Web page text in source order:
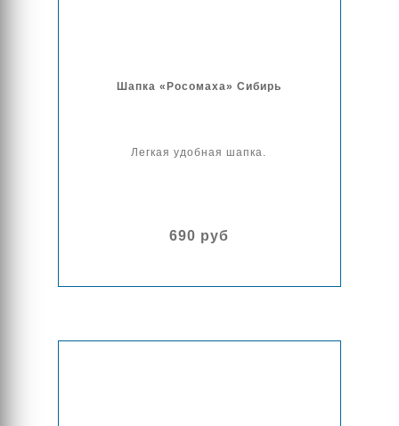
Шапка «Росомаха» Сибирь
Легкая удобная шапка.
690 руб